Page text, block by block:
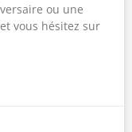
ou une
vous hésitez sur